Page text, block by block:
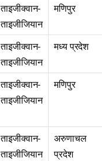
ताइजीक्वान-
ताइजीजियान
मणिपुर
ताइजीक्वान-
ताइजीजियान
मध्य प्रदेश
ताइजीक्वान-
ताइजीजियान
मणिपुर
ताइजीक्वान-
ताइजीजियान
अरुणाचल
प्रदेश